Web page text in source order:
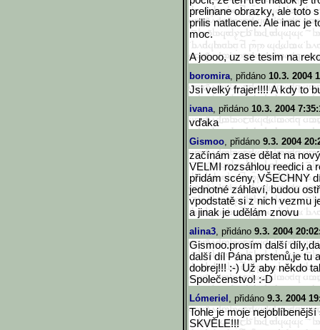
prelinane obrazky, ale toto
prilis natlacene. Ale inac je
moc.
A joooo, uz se tesim na
boromira, přidáno 10.3. 2004
Jsi velký frajer!!!! A kdy to
ivana, přidáno 10.3. 2004
vďaka
Gismoo, přidáno 9.3. 2004
začínám zase dělat na
VELMI rozsáhlou reedici a
přidám scény, VŠECHNY
jednotné záhlaví, budou
vpodstatě si z nich vezmu
a jinak je udělám znovu
alina3, přidáno 9.3. 2004
Gismoo.prosím další
další díl Pána prstenů,je tu
dobrej!!! :-) Už aby někdo
Společenstvo! :-D
Lómeriel , přidáno 9.3. 2004
Tohle je moje
SKVĚLE!!!